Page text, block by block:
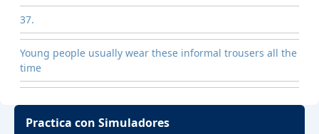
37.
Young people usually wear these informal trousers all the
time
Practica con Simuladores